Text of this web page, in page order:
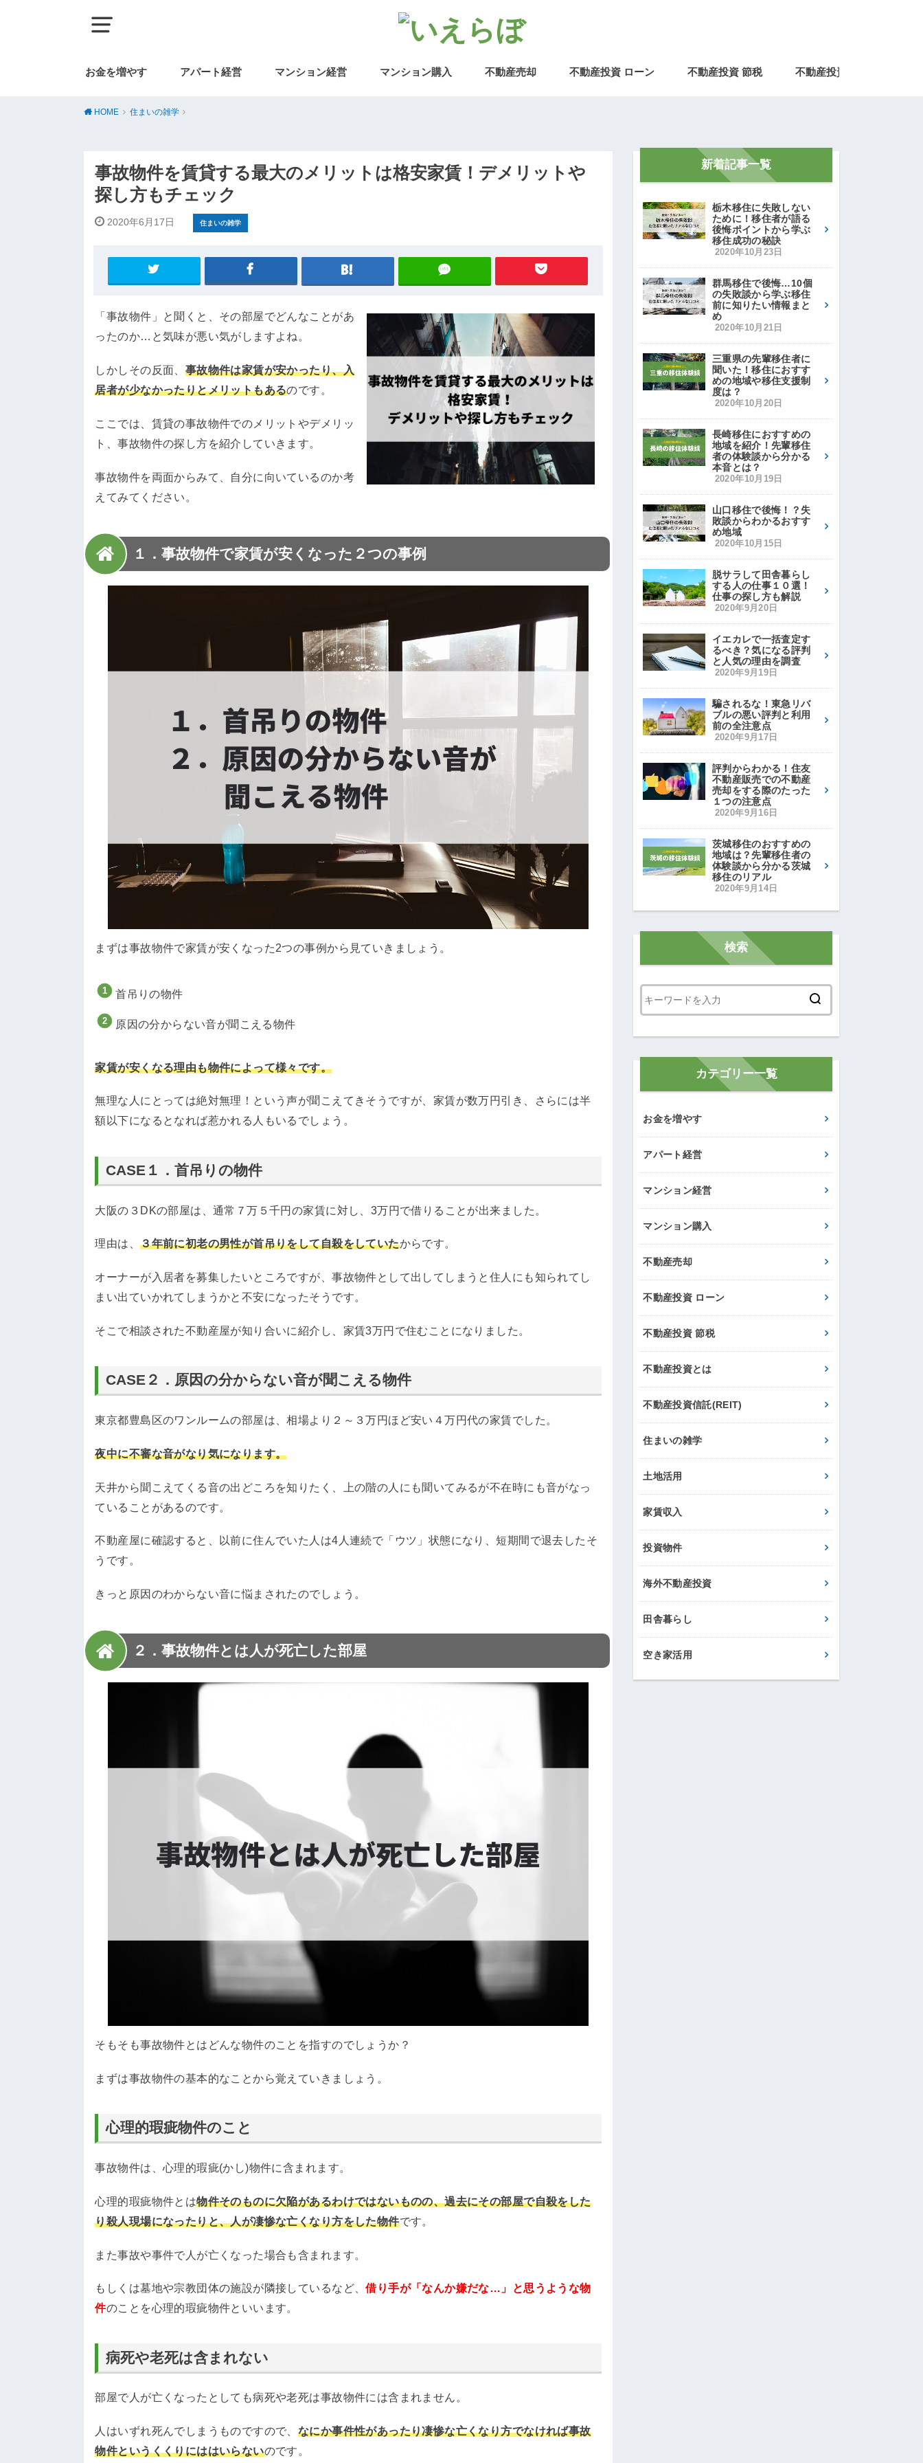
お金を増やす アパート経営 マンション経営 マンション購入 不動産売却 不動産投資 ローン 不動産投資 節税 不動産投資とは
HOME 住まいの雑学
事故物件を賃貸する最大のメリットは格安家賃！デメリットや
探し方もチェック
2020年6月17日 住まいの雑学
「事故物件」と聞くと、その部屋でどんなことがあ
ったのか…と気味が悪い気がしますよね。
しかしその反面、 事故物件は家賃が安かったり、入
居者が少なかったりとメリットもあるのです。
ここでは、賃貸の事故物件でのメリットやデメリッ
ト、事故物件の探し方を紹介していきます。
事故物件を両面からみて、自分に向いているのか考
えてみてください。
１．事故物件で家賃が安くなった２つの事例
まずは事故物件で家賃が安くなった2つの事例から見ていきましょう。
首吊りの物件
原因の分からない音が聞こえる物件
家賃が安くなる理由も物件によって様々です。
無理な人にとっては絶対無理！という声が聞こえてきそうですが、家賃が数万円引き、さらには半
額以下になるとなれば惹かれる人もいるでしょう。
CASE１．首吊りの物件
大阪の３DKの部屋は、通常７万５千円の家賃に対し、3万円で借りることが出来ました。
理由は、３年前に初老の男性が首吊りをして自殺をしていたからです。
オーナーが入居者を募集したいところですが、事故物件として出してしまうと住人にも知られてし
まい出ていかれてしまうかと不安になったそうです。
そこで相談された不動産屋が知り合いに紹介し、家賃3万円で住むことになりました。
CASE２．原因の分からない音が聞こえる物件
東京都豊島区のワンルームの部屋は、相場より２～３万円ほど安い４万円代の家賃でした。
夜中に不審な音がなり気になります。
天井から聞こえてくる音の出どころを知りたく、上の階の人にも聞いてみるが不在時にも音がなっ
ていることがあるのです。
不動産屋に確認すると、以前に住んでいた人は4人連続で「ウツ」状態になり、短期間で退去したそ
うです。
きっと原因のわからない音に悩まされたのでしょう。
２．事故物件とは人が死亡した部屋
そもそも事故物件とはどんな物件のことを指すのでしょうか？
まずは事故物件の基本的なことから覚えていきましょう。
心理的瑕疵物件のこと
事故物件は、心理的瑕疵(かし)物件に含まれます。
心理的瑕疵物件とは物件そのものに欠陥があるわけではないものの、過去にその部屋で自殺をした
り殺人現場になったりと、人が凄惨な亡くなり方をした物件です。
また事故や事件で人が亡くなった場合も含まれます。
もしくは墓地や宗教団体の施設が隣接しているなど、借り手が「なんか嫌だな…」と思うような物
件のことを心理的瑕疵物件といいます。
病死や老死は含まれない
部屋で人が亡くなったとしても病死や老死は事故物件には含まれません。
人はいずれ死んでしまうものですので、 なにか事件性があったり凄惨な亡くなり方でなければ事故
物件というくくりにははいらないのです。
新着記事一覧
栃木移住に失敗しない
ために！移住者が語る
後悔ポイントから学ぶ
移住成功の秘訣
2020年10月23日
群馬移住で後悔…10個
の失敗談から学ぶ移住
前に知りたい情報まと
め
2020年10月21日
三重県の先輩移住者に
聞いた！移住におすす
めの地域や移住支援制
度は？
2020年10月20日
長崎移住におすすめの
地域を紹介！先輩移住
者の体験談から分かる
本音とは？
2020年10月19日
山口移住で後悔！？失
敗談からわかるおすす
め地域
2020年10月15日
脱サラして田舎暮らし
する人の仕事１０選！
仕事の探し方も解説
2020年9月20日
イエカレで一括査定す
るべき？気になる評判
と人気の理由を調査
2020年9月19日
騙されるな！東急リバ
ブルの悪い評判と利用
前の全注意点
2020年9月17日
評判からわかる！住友
不動産販売での不動産
売却をする際のたった
１つの注意点
2020年9月16日
茨城移住のおすすめの
地域は？先輩移住者の
体験談から分かる茨城
移住のリアル
2020年9月14日
検索
カテゴリー一覧
お金を増やす
アパート経営
マンション経営
マンション購入
不動産売却
不動産投資 ローン
不動産投資 節税
不動産投資とは
不動産投資信託(REIT)
住まいの雑学
土地活用
家賃収入
投資物件
海外不動産投資
田舎暮らし
空き家活用